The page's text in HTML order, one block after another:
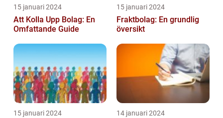
15 januari 2024
Att Kolla Upp Bolag: En
Omfattande Guide
15 januari 2024
Fraktbolag: En grundlig
översikt
15 januari 2024 14 januari 2024